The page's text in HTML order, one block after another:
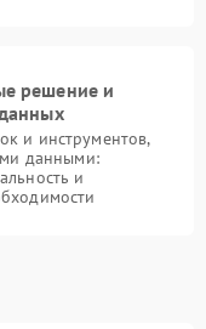
решение и
и инструментов,
данными:
и